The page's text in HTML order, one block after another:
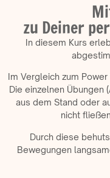
zu Deiner
In diesem Kurs
Im Vergleich zum
Die einzelnen Übungen
aus dem Stand oder
nicht
Durch diese
Bewegungen